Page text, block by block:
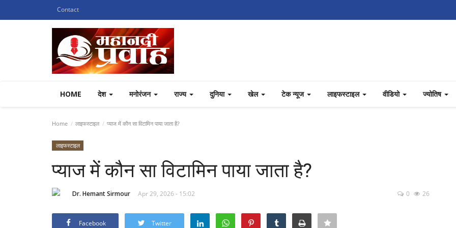
Contact
HOME देश मनोरंजन राज्य दुनिया खेल टेक न्यूज लाइफस्टाइल वीडियो ज्योतिष
Home लाइफस्टाइल प्याज में कौन सा विटामिन पाया जाता है?
लाइफस्टाइल
प्याज में कौन सा विटामिन पाया जाता है?
Dr. Hemant Sirmour Apr 29, 2026 - 15:02 0 26
Facebook Twitter